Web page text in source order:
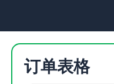
订单表格